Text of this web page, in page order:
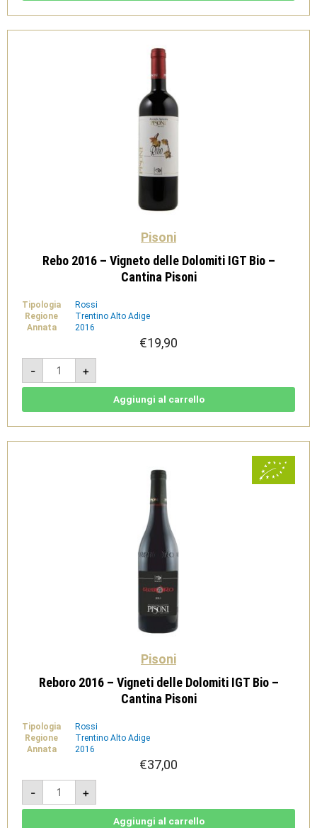
IGT
-
Pisoni
Rebo 2016 – Vigneto delle Dolomiti IGT Bio –
Cantina Pisoni
Tipologia
Rossi
Regione
Trentino Alto Adige
Annata
2016
€19,90
-
Rebo
2016
-
Vigneto
Bio
Cantina
+
Aggiungi al carrello
Pisoni
Reboro 2016 – Vigneti delle Dolomiti IGT Bio –
Cantina Pisoni
Tipologia
Rossi
Regione
Trentino Alto Adige
Annata
2016
€37,00
-
Reboro
2016
-
Vigneti
+
Aggiungi al carrello